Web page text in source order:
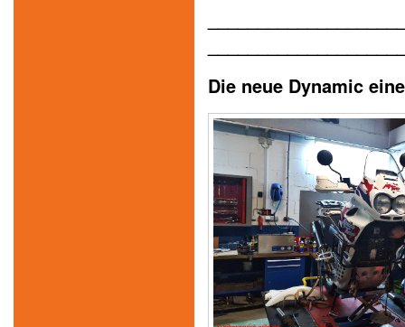
Die neue Dynamic